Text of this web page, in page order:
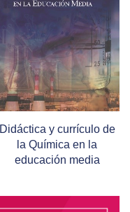
Didáctica y currículo de
la Química en la
educación media